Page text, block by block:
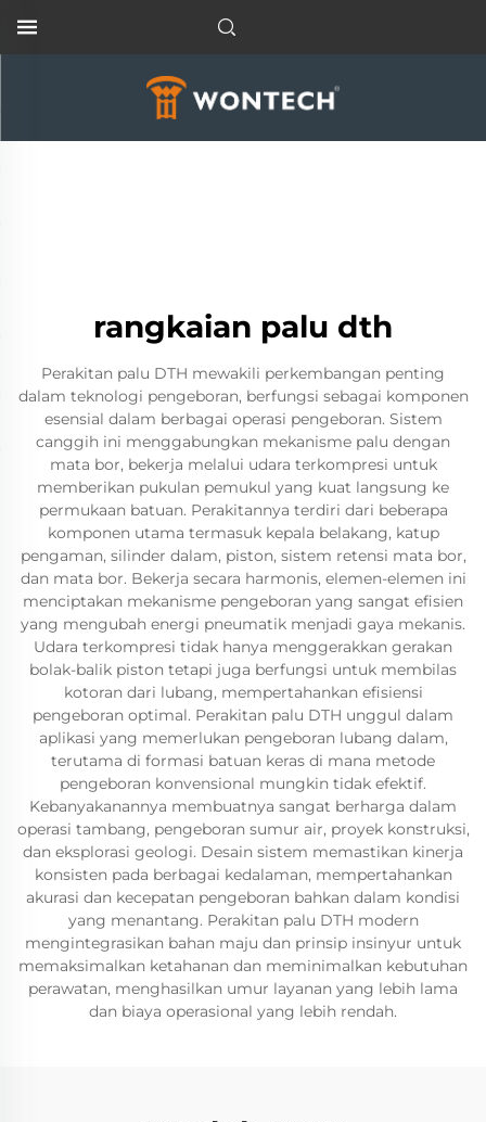
rangkaian palu dth
Perakitan palu DTH mewakili perkembangan penting
dalam teknologi pengeboran, berfungsi sebagai komponen
esensial dalam berbagai operasi pengeboran. Sistem
canggih ini menggabungkan mekanisme palu dengan
mata bor, bekerja melalui udara terkompresi untuk
memberikan pukulan pemukul yang kuat langsung ke
permukaan batuan. Perakitannya terdiri dari beberapa
komponen utama termasuk kepala belakang, katup
pengaman, silinder dalam, piston, sistem retensi mata bor,
dan mata bor. Bekerja secara harmonis, elemen-elemen ini
menciptakan mekanisme pengeboran yang sangat efisien
yang mengubah energi pneumatik menjadi gaya mekanis.
Udara terkompresi tidak hanya menggerakkan gerakan
bolak-balik piston tetapi juga berfungsi untuk membilas
kotoran dari lubang, mempertahankan efisiensi
pengeboran optimal. Perakitan palu DTH unggul dalam
aplikasi yang memerlukan pengeboran lubang dalam,
terutama di formasi batuan keras di mana metode
pengeboran konvensional mungkin tidak efektif.
Kebanyakanannya membuatnya sangat berharga dalam
operasi tambang, pengeboran sumur air, proyek konstruksi,
dan eksplorasi geologi. Desain sistem memastikan kinerja
konsisten pada berbagai kedalaman, mempertahankan
akurasi dan kecepatan pengeboran bahkan dalam kondisi
yang menantang. Perakitan palu DTH modern
mengintegrasikan bahan maju dan prinsip insinyur untuk
memaksimalkan ketahanan dan meminimalkan kebutuhan
perawatan, menghasilkan umur layanan yang lebih lama
dan biaya operasional yang lebih rendah.